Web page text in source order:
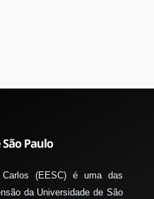
(EESC) é uma das
da Universidade de São